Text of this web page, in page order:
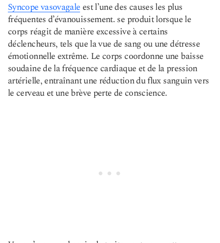
Syncope vasovagale est l’une des causes les plus
fréquentes d’évanouissement.se produit lorsque le
corps réagit de manière excessive à certains
déclencheurs, tels que la vue de sang ou une détresse
émotionnelle extrême. Le corps coordonne une baisse
soudaine de la fréquence cardiaque et de la pression
artérielle, entraînant une réduction du flux sanguin vers
le cerveau et une brève perte de conscience.